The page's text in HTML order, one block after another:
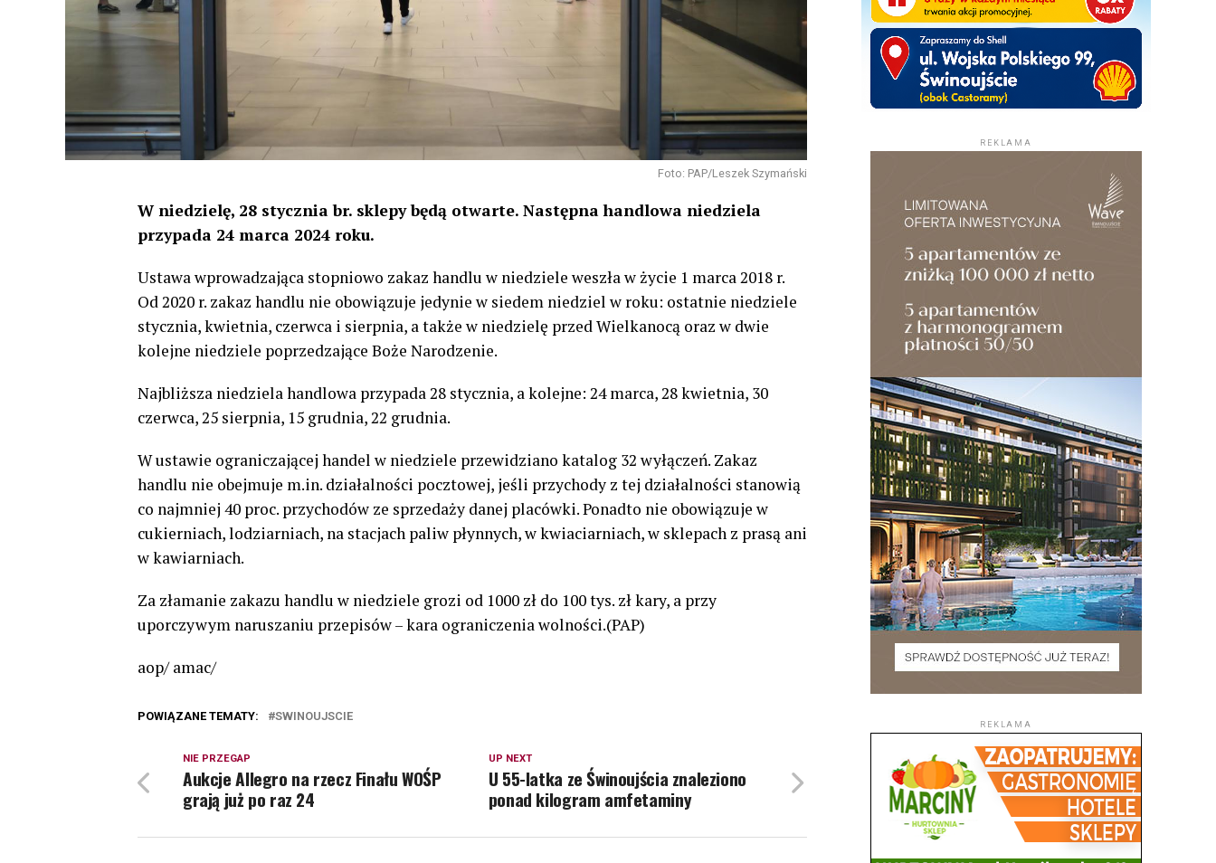
Foto: PAP/Leszek Szymański
W niedzielę, 28 stycznia br. sklepy będą otwarte. Następna handlowa niedziela
przypada 24 marca 2024 roku.
Ustawa wprowadzająca stopniowo zakaz handlu w niedziele weszła w życie 1 marca 2018 r.
Od 2020 r. zakaz handlu nie obowiązuje jedynie w siedem niedziel w roku: ostatnie niedziele
stycznia, kwietnia, czerwca i sierpnia, a także w niedzielę przed Wielkanocą oraz w dwie
kolejne niedziele poprzedzające Boże Narodzenie.
Najbliższa niedziela handlowa przypada 28 stycznia, a kolejne: 24 marca, 28 kwietnia, 30
czerwca, 25 sierpnia, 15 grudnia, 22 grudnia.
W ustawie ograniczającej handel w niedziele przewidziano katalog 32 wyłączeń. Zakaz
handlu nie obejmuje m.in. działalności pocztowej, jeśli przychody z tej działalności stanowią
co najmniej 40 proc. przychodów ze sprzedaży danej placówki. Ponadto nie obowiązuje w
cukierniach, lodziarniach, na stacjach paliw płynnych, w kwiaciarniach, w sklepach z prasą ani
w kawiarniach.
Za złamanie zakazu handlu w niedziele grozi od 1000 zł do 100 tys. zł kary, a przy
uporczywym naruszaniu przepisów – kara ograniczenia wolności.(PAP)
aop/ amac/
POWIĄZANE TEMATY: SWINOUJSCIE
UP NEXT
U 55-latka ze Świnoujścia znaleziono
ponad kilogram amfetaminy
NIE PRZEGAP
Aukcje Allegro na rzecz Finału WOŚP
grają już po raz 24
REKLAMA
REKLAMA